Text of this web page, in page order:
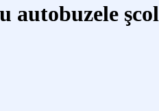
autobuzele